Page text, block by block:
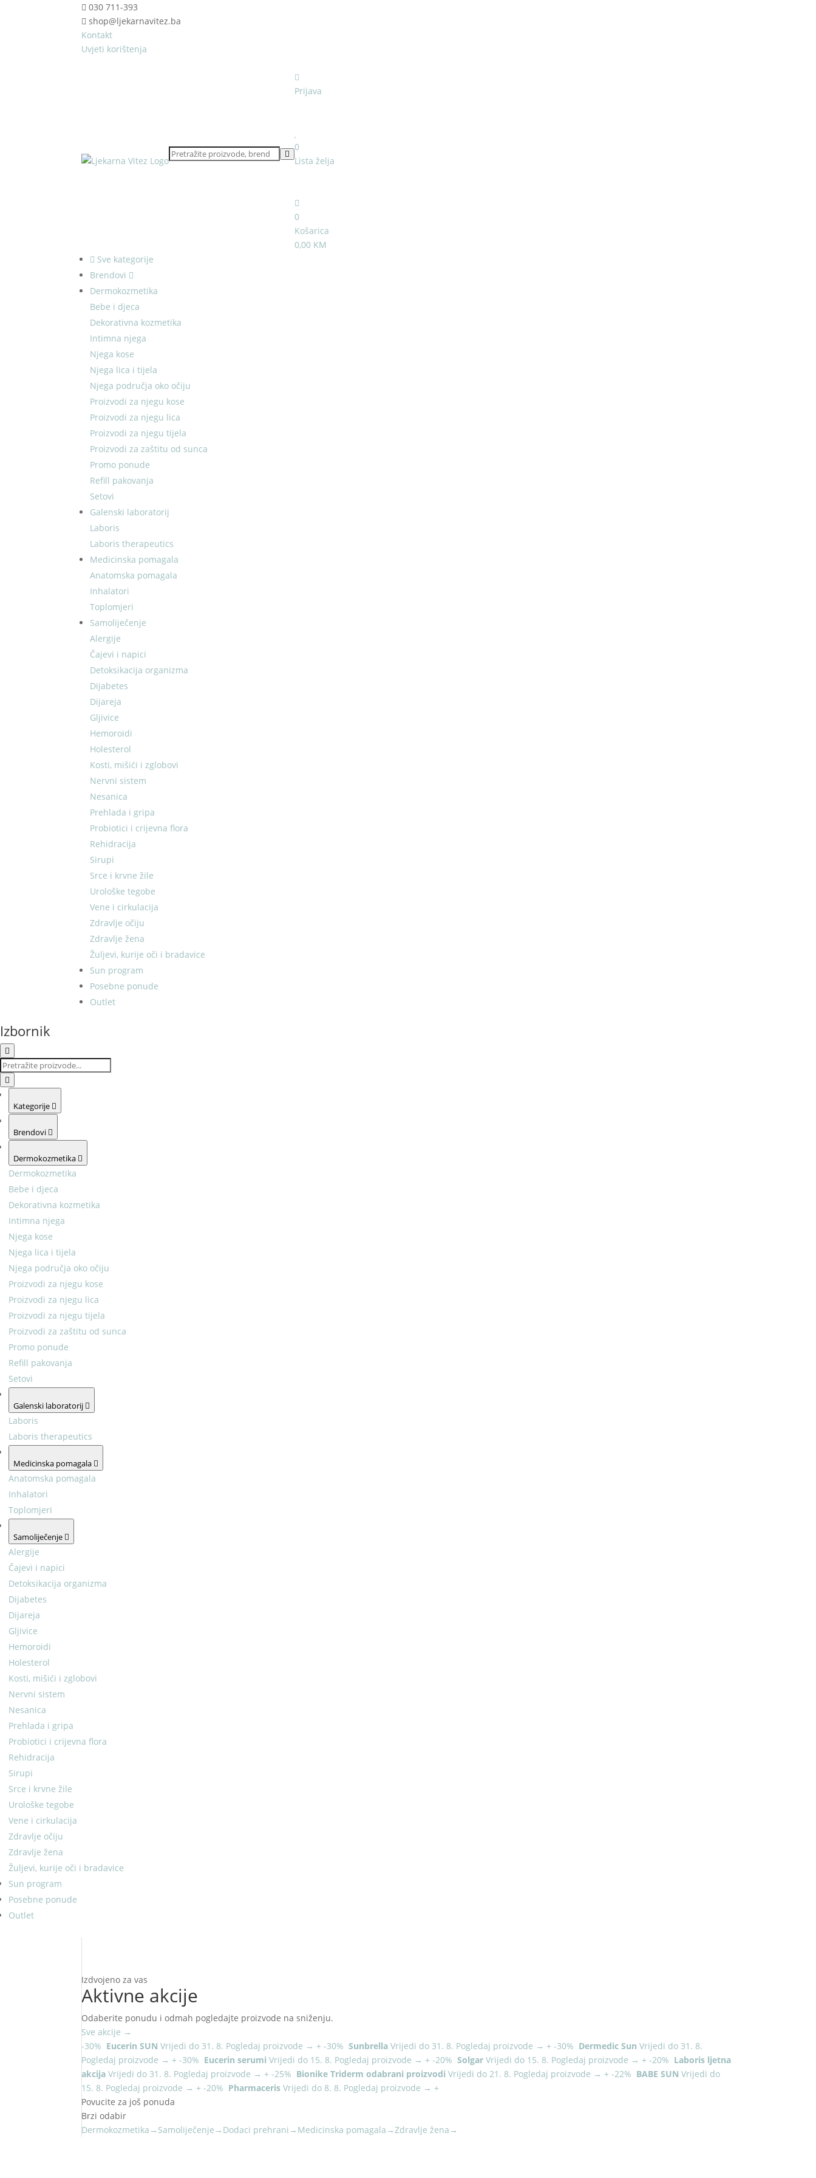
030 711-393
shop@ljekarnavitez.ba
Kontakt
Uvjeti korištenja
Prijava
0
Lista želja
0
Košarica
0,00 KM
Sve kategorije
Brendovi
Dermokozmetika
Bebe i djeca
Dekorativna kozmetika
Intimna njega
Njega kose
Njega lica i tijela
Njega područja oko očiju
Proizvodi za njegu kose
Proizvodi za njegu lica
Proizvodi za njegu tijela
Proizvodi za zaštitu od sunca
Promo ponude
Refill pakovanja
Setovi
Galenski laboratorij
Laboris
Laboris therapeutics
Medicinska pomagala
Anatomska pomagala
Inhalatori
Toplomjeri
Samoliječenje
Alergije
Čajevi i napici
Detoksikacija organizma
Dijabetes
Dijareja
Gljivice
Hemoroidi
Holesterol
Kosti, mišići i zglobovi
Nervni sistem
Nesanica
Prehlada i gripa
Probiotici i crijevna flora
Rehidracija
Sirupi
Srce i krvne žile
Urološke tegobe
Vene i cirkulacija
Zdravlje očiju
Zdravlje žena
Žuljevi, kurije oči i bradavice
Sun program
Posebne ponude
Outlet
Izbornik
Kategorije
Brendovi
Dermokozmetika
Dermokozmetika
Bebe i djeca
Dekorativna kozmetika
Intimna njega
Njega kose
Njega lica i tijela
Njega područja oko očiju
Proizvodi za njegu kose
Proizvodi za njegu lica
Proizvodi za njegu tijela
Proizvodi za zaštitu od sunca
Promo ponude
Refill pakovanja
Setovi
Galenski laboratorij
Laboris
Laboris therapeutics
Medicinska pomagala
Anatomska pomagala
Inhalatori
Toplomjeri
Samoliječenje
Alergije
Čajevi i napici
Detoksikacija organizma
Dijabetes
Dijareja
Gljivice
Hemoroidi
Holesterol
Kosti, mišići i zglobovi
Nervni sistem
Nesanica
Prehlada i gripa
Probiotici i crijevna flora
Rehidracija
Sirupi
Srce i krvne žile
Urološke tegobe
Vene i cirkulacija
Zdravlje očiju
Zdravlje žena
Žuljevi, kurije oči i bradavice
Sun program
Posebne ponude
Outlet
Izdvojeno za vas
Aktivne akcije
Odaberite ponudu i odmah pogledajte proizvode na sniženju.
Sve akcije →
-30% Eucerin SUN Vrijedi do 31. 8. Pogledaj proizvode → + -30% Sunbrella Vrijedi do 31. 8. Pogledaj proizvode → + -30% Dermedic Sun Vrijedi do 31. 8.
Pogledaj proizvode → + -30% Eucerin serumi Vrijedi do 15. 8. Pogledaj proizvode → + -20% Solgar Vrijedi do 15. 8. Pogledaj proizvode → + -20% Laboris ljetna
akcija Vrijedi do 31. 8. Pogledaj proizvode → + -25% Bionike Triderm odabrani proizvodi Vrijedi do 21. 8. Pogledaj proizvode → + -22% BABE SUN Vrijedi do
15. 8. Pogledaj proizvode → + -20% Pharmaceris Vrijedi do 8. 8. Pogledaj proizvode → +
Povucite za još ponuda
Brzi odabir
Dermokozmetika → Samoliječenje → Dodaci prehrani → Medicinska pomagala →Zdravlje žena →